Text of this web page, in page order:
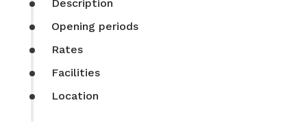
Description
Opening periods
Rates
Facilities
Location